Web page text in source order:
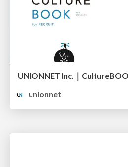
UNIONNET Inc.｜
unionnet